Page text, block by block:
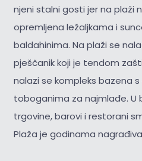
njeni stalni gosti jer na plaži
opremljena ležaljkama i
baldahinima. Na plaži se
pješčanik koji je tendom
nalazi se kompleks bazena
toboganima za najmlađe. U
trgovine, barovi i restorani
Plaža je godinama